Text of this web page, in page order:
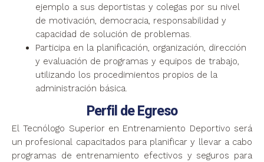
ejemplo a sus deportistas y colegas por su nivel
de motivación, democracia, responsabilidad y
capacidad de solución de problemas.
Participa en la planificación, organización, dirección
y evaluación de programas y equipos de trabajo,
utilizando los procedimientos propios de la
administración básica.
Perfil de Egreso
El Tecnólogo Superior en Entrenamiento Deportivo será
un profesional capacitados para planificar y llevar a cabo
programas de entrenamiento efectivos y seguros para